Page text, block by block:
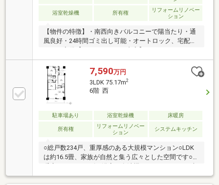
ー◆「千寿第八小学校」まで徒歩約3分と無理なく通
学可能◆「三徳汐入店」まで徒歩約6分
浴室乾燥機 所有権
リフォームリノベー
ション
【物件の特徴】・南西向きバルコニーで陽当たり・通
風良好・24時間ゴミ出し可能・オートロック、宅配ボ
ン交換（食洗機付）・洗面化粧台交換・ユニットバス
交換（浴室乾燥機付）・給湯器交換（追焚付）・トイ
レ交換・洗濯パン交換・照明器具交換・建具交換・フ
ローリング貼替・フロアタイル貼替・クロス貼替・専
有部内給排水管更新・ハウスクリーニング等《アフタ
ーサービス保証付》～住んでからでも安心・安全をサ
ポート～ 水まわりトラブルは365日対応で安心です。
詳しくはお問い合わせ下さい！
7,590万円
3LDK 75.17m2
6階 西
駐車場あり 浴室乾燥機 床暖房
所有権
リフォームリノベー
ション
システムキッチン
○総戸数234戸、重厚感のある大規模マンション○LDK
は約16.5畳、家族が自然と集う広々とした空間です○床
の充実した設備♪○ウォークインクローゼットを新設